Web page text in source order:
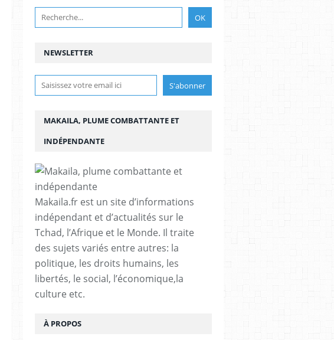
NEWSLETTER
MAKAILA, PLUME COMBATTANTE ET
INDÉPENDANTE
Makaila.fr est un site d’informations
indépendant et d’actualités sur le
Tchad, l’Afrique et le Monde. Il traite
des sujets variés entre autres: la
politique, les droits humains, les
libertés, le social, l’économique,la
culture etc.
À PROPOS